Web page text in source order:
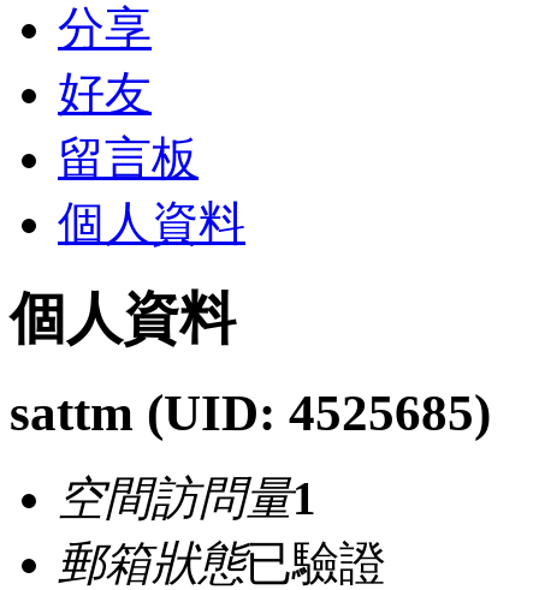
分享
好友
留言板
個人資料
個人資料
sattm (UID: 4525685)
空間訪問量1
郵箱狀態已驗證